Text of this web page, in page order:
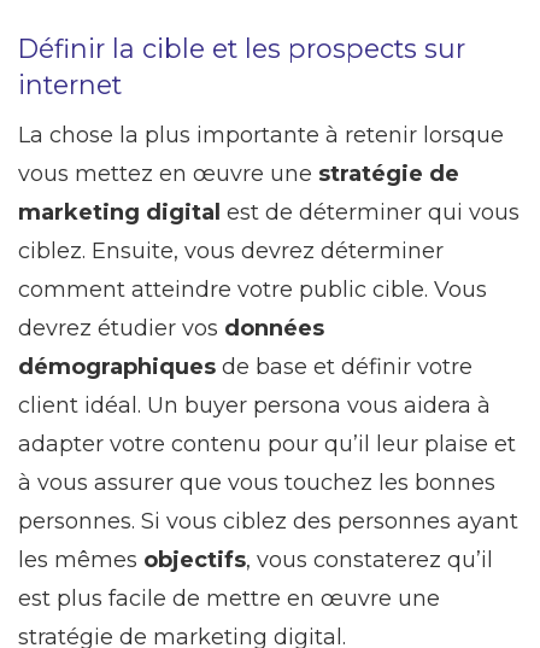
Définir la cible et les prospects sur
internet
La chose la plus importante à retenir lorsque
vous mettez en œuvre une stratégie de
marketing digital est de déterminer qui vous
ciblez. Ensuite, vous devrez déterminer
comment atteindre votre public cible. Vous
devrez étudier vos données
démographiques de base et définir votre
client idéal. Un buyer persona vous aidera à
adapter votre contenu pour qu’il leur plaise et
à vous assurer que vous touchez les bonnes
personnes. Si vous ciblez des personnes ayant
les mêmes objectifs, vous constaterez qu’il
est plus facile de mettre en œuvre une
stratégie de marketing digital.